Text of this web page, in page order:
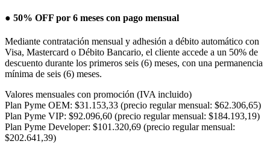
● 50% OFF por 6 meses con pago mensual
Mediante contratación mensual y adhesión a débito automático con
Visa, Mastercard o Débito Bancario, el cliente accede a un 50% de
descuento durante los primeros seis (6) meses, con una permanencia
mínima de seis (6) meses.
Valores mensuales con promoción (IVA incluido)
Plan Pyme OEM: $31.153,33 (precio regular mensual: $62.306,65)
Plan Pyme VIP: $92.096,60 (precio regular mensual: $184.193,19)
Plan Pyme Developer: $101.320,69 (precio regular mensual:
$202.641,39)